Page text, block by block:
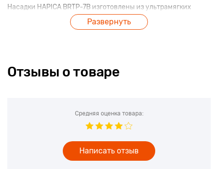
Насадки HAPICA BRTP-7В изготовлены из ультрамягких
нейлоновых щетинок, не причиняющих дискомфорта при
чистке, массирующих десна без повреждений. Все щетинки
универсальному креплению, подходят ко всем щеткам
Hapica.
Развернуть
Отзывы о товаре
Средняя оценка товара:
Написать отзыв